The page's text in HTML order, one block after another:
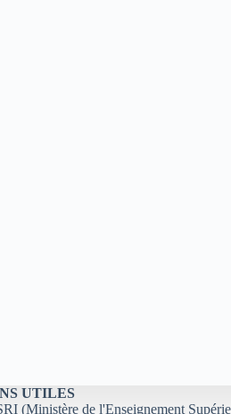
UTILES
(Ministère de l'Enseignement